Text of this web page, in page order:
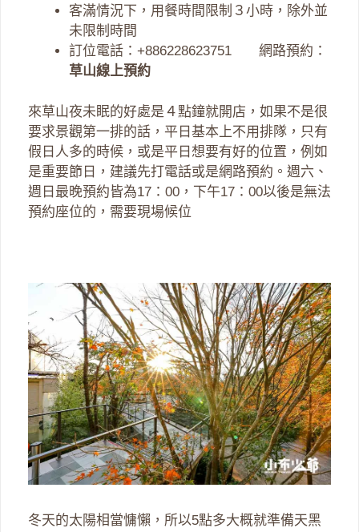
客滿情況下，用餐時間限制３小時，除外並
未限制時間
訂位電話：+886228623751 網路預約：
草山線上預約
來草山夜未眠的好處是４點鐘就開店，如果不是很
要求景觀第一排的話，平日基本上不用排隊，只有
假日人多的時候，或是平日想要有好的位置，例如
是重要節日，建議先打電話或是網路預約。週六、
週日最晚預約皆為17：00，下午17：00以後是無法
預約座位的，需要現場候位
冬天的太陽相當慵懶，所以5點多大概就準備天黑